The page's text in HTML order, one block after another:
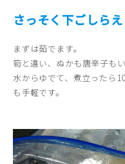
さっそく下ごしらえ
まずは茹でます。
筍と違い、ぬかも唐辛子もい
水からゆでて、煮立ったら
も手軽です。